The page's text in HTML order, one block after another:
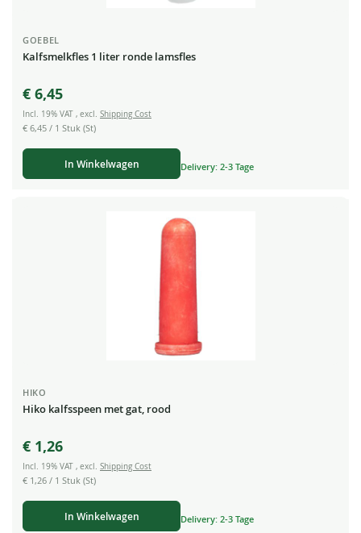
GOEBEL
Kalfsmelkfles 1 liter ronde lamsfles
€ 6,45
Incl. 19% VAT , excl. Shipping Cost
€ 6,45 / 1 Stuk (St)
In Winkelwagen Delivery: 2-3 Tage
HIKO
Hiko kalfsspeen met gat, rood
€ 1,26
Incl. 19% VAT , excl. Shipping Cost
€ 1,26 / 1 Stuk (St)
In Winkelwagen Delivery: 2-3 Tage